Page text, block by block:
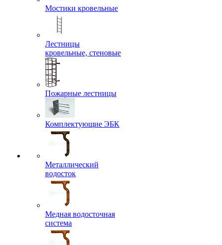
Мостики кровельные
Лестницы
кровельные, стеновые
Пожарные лестницы
Комплектующие ЭБК
Металлический
водосток
Медная водосточная
система